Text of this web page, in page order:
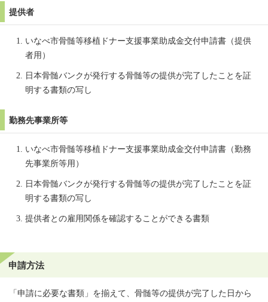
提供者
いなべ市骨髄等移植ドナー支援事業助成金交付申請書（提供
者用）
日本骨髄バンクが発行する骨髄等の提供が完了したことを証
明する書類の写し
勤務先事業所等
いなべ市骨髄等移植ドナー支援事業助成金交付申請書（勤務
先事業所等用）
日本骨髄バンクが発行する骨髄等の提供が完了したことを証
明する書類の写し
提供者との雇用関係を確認することができる書類
申請方法
「申請に必要な書類」を揃えて、骨髄等の提供が完了した日から